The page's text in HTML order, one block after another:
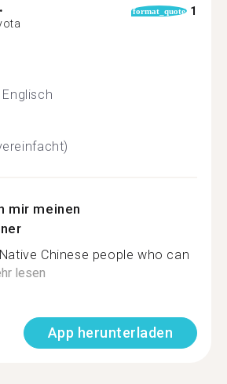
format_quote 1
Englisch
mir meinen
Chinese people who can
lesen
App herunterladen